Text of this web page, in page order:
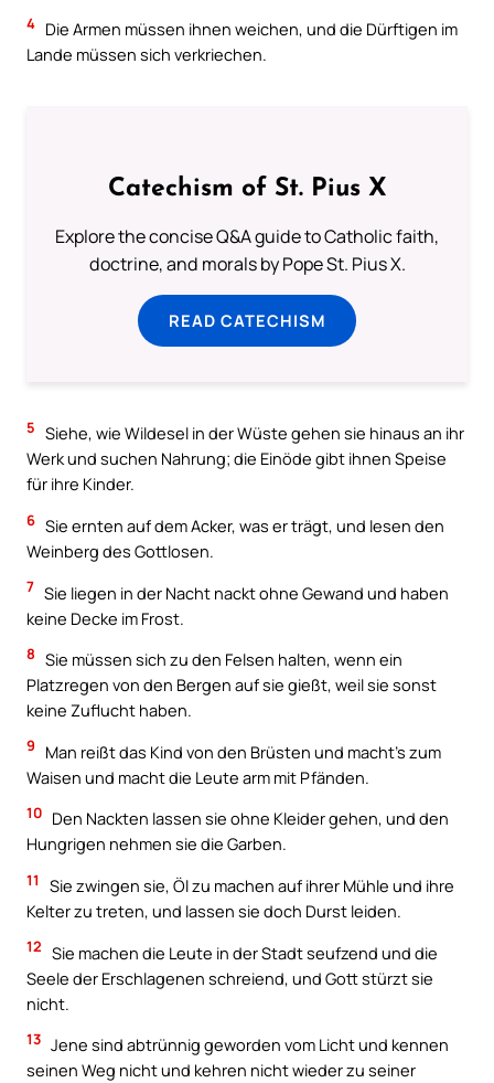
4 Die Armen müssen ihnen weichen, und die Dürftigen im
Lande müssen sich verkriechen.
Catechism of St. Pius X
Explore the concise Q&A guide to Catholic faith,
doctrine, and morals by Pope St. Pius X.
READ CATECHISM
5 Siehe, wie Wildesel in der Wüste gehen sie hinaus an ihr
Werk und suchen Nahrung; die Einöde gibt ihnen Speise
für ihre Kinder.
6 Sie ernten auf dem Acker, was er trägt, und lesen den
Weinberg des Gottlosen.
7 Sie liegen in der Nacht nackt ohne Gewand und haben
keine Decke im Frost.
8 Sie müssen sich zu den Felsen halten, wenn ein
Platzregen von den Bergen auf sie gießt, weil sie sonst
keine Zuflucht haben.
9
Man reißt das Kind von den Brüsten und macht’s zum
Waisen und macht die Leute arm mit Pfänden.
10 Den Nackten lassen sie ohne Kleider gehen, und den
Hungrigen nehmen sie die Garben.
11
Sie zwingen sie, Öl zu machen auf ihrer Mühle und ihre
Kelter zu treten, und lassen sie doch Durst leiden.
12 Sie machen die Leute in der Stadt seufzend und die
Seele der Erschlagenen schreiend, und Gott stürzt sie
nicht.
13 Jene sind abtrünnig geworden vom Licht und kennen
seinen Weg nicht und kehren nicht wieder zu seiner